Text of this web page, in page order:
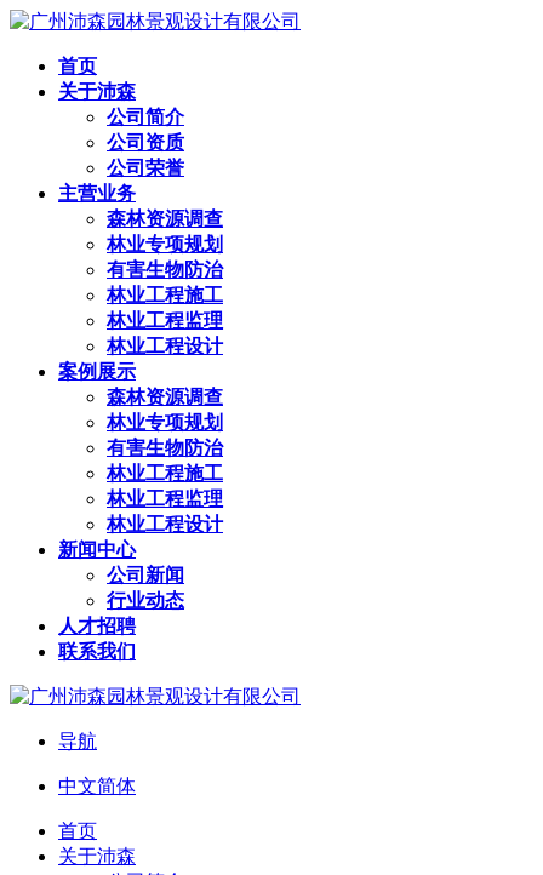
首页
关于沛森
公司简介
公司资质
公司荣誉
主营业务
森林资源调查
林业专项规划
有害生物防治
林业工程施工
林业工程监理
林业工程设计
案例展示
森林资源调查
林业专项规划
有害生物防治
林业工程施工
林业工程监理
林业工程设计
新闻中心
公司新闻
行业动态
人才招聘
联系我们
导航
中文简体
首页
关于沛森